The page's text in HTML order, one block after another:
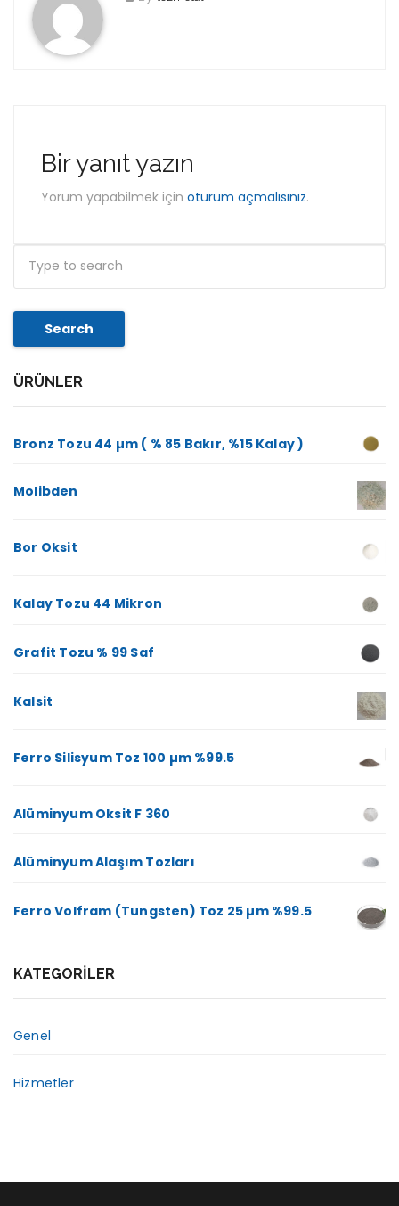
Bir yanıt yazın
Yorum yapabilmek için oturum açmalısınız.
Search
ÜRÜNLER
Bronz Tozu 44 µm ( % 85 Bakır, %15 Kalay )
Molibden
Bor Oksit
Kalay Tozu 44 Mikron
Grafit Tozu % 99 Saf
Kalsit
Ferro Silisyum Toz 100 µm %99.5
Alüminyum Oksit F 360
Alüminyum Alaşım Tozları
Ferro Volfram (Tungsten) Toz 25 µm %99.5
KATEGORILER
Genel
Hizmetler